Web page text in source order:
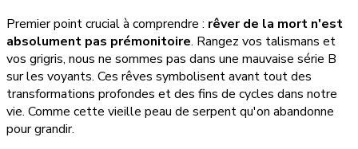
Premier point crucial à comprendre : rêver de la mort n'est
absolument pas prémonitoire. Rangez vos talismans et
vos grigris, nous ne sommes pas dans une mauvaise série B
sur les voyants. Ces rêves symbolisent avant tout des
transformations profondes et des fins de cycles dans notre
vie. Comme cette vieille peau de serpent qu'on abandonne
pour grandir.